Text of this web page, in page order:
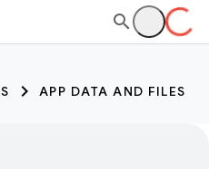
APP DATA AND FILES